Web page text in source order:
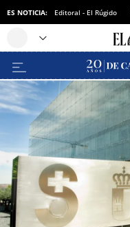
ES NOTICIA: Editoral - El Rúgido